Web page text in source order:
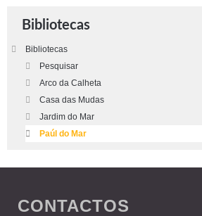
Bibliotecas
Bibliotecas
Pesquisar
Arco da Calheta
Casa das Mudas
Jardim do Mar
Paúl do Mar
CONTACTOS